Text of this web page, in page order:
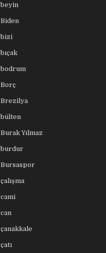
beyin
Biden
bizi
bıçak
bodrum
Borç
Brezilya
bülten
Burak Yılmaz
burdur
Bursaspor
çalışma
cami
can
çanakkale
çatı